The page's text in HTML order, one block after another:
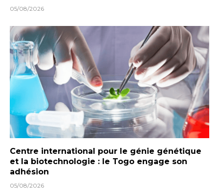
05/08/2026
Centre international pour le génie génétique
et la biotechnologie : le Togo engage son
adhésion
05/08/2026